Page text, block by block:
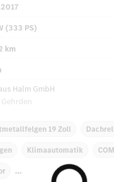
(333 PS)
km
Halm GmbH
19 Zoll
Klimaautomatik